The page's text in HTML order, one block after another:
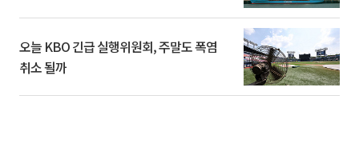
오늘 KBO 긴급 실행위원회, 주말도 폭염
취소 될까